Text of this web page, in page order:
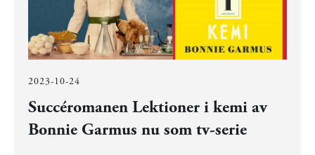
2023-10-24
Succéromanen Lektioner i kemi av
Bonnie Garmus nu som tv-serie